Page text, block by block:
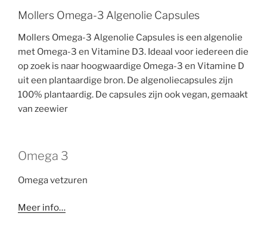
Mollers Omega-3 Algenolie Capsules
Mollers Omega-3 Algenolie Capsules is een algenolie
met Omega-3 en Vitamine D3. Ideaal voor iedereen die
op zoek is naar hoogwaardige Omega-3 en Vitamine D
uit een plantaardige bron. De algenoliecapsules zijn
100% plantaardig. De capsules zijn ook vegan, gemaakt
van zeewier
Omega 3
Omega vetzuren
Meer info…